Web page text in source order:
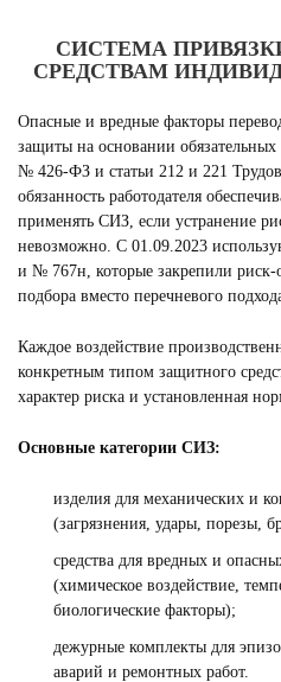
СИСТЕМА
СРЕДСТВАМ
Опасные и вредные факторы
защиты на основании
№ 426-ФЗ и статьи 212 и 221
обязанность работодателя
применять СИЗ, если устранение
невозможно. С 01.09.2023
и № 767н, которые закрепили
подбора вместо перечневого
Каждое воздействие
конкретным типом защитного
характер риска и установленная
Основные категории СИЗ:
изделия для механических и
(загрязнения, удары, порезы,
средства для вредных и
(химическое воздействие,
биологические факторы);
дежурные комплекты для
аварий и ремонтных работ.